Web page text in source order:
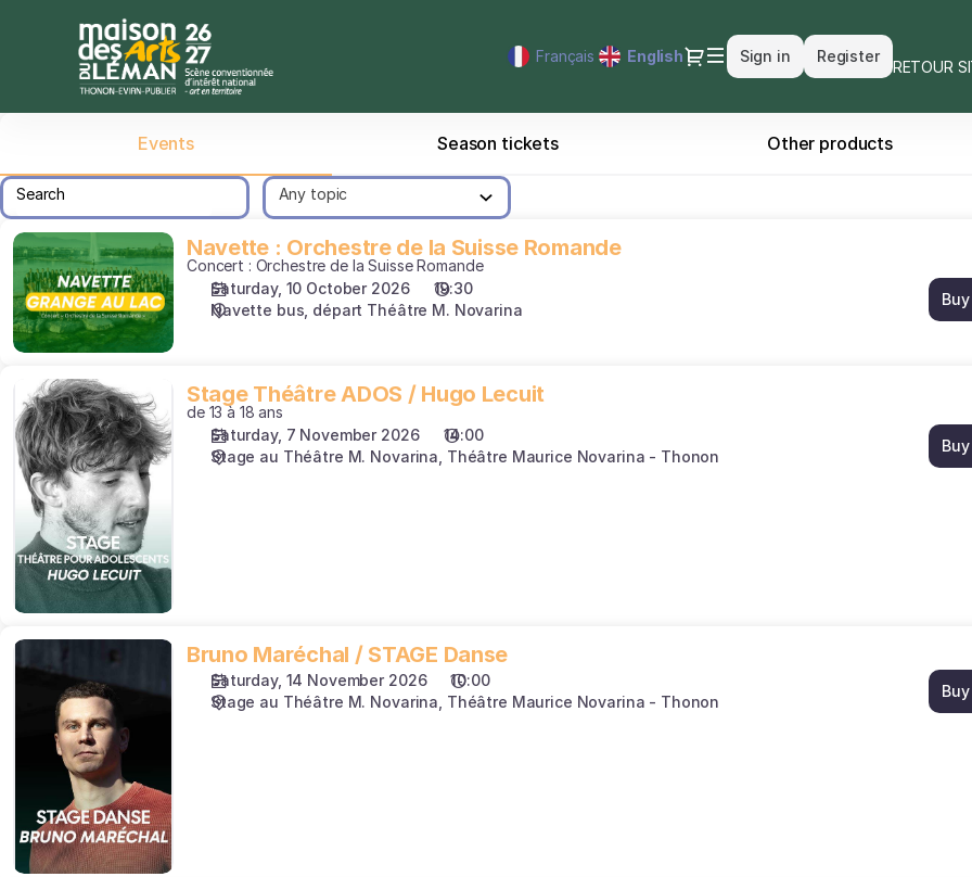
Français Current
English Dialog
Sign in Register
RETOUR
du
Léman
Events Season tickets Other products
Search
Any topic
products
listed
Navette
:
Orchestre
de
la
Romande
Navette : Orchestre de la Suisse Romande
Concert : Orchestre de la Suisse Romande
Saturday, 10 October 2026
19:30
Navette bus, départ Théâtre M. Novarina
Buy
Stage
Théâtre
ADOS
Hugo
Lecuit
Stage Théâtre ADOS / Hugo Lecuit
de 13 à 18 ans
Saturday, 7 November 2026
14:00
Stage au Théâtre M. Novarina Théâtre Maurice Novarina - Thonon
Buy
Maréchal
STAGE
Danse
Bruno Maréchal / STAGE Danse
Saturday, 14 November 2026
10:00
Stage au Théâtre M. Novarina Théâtre Maurice Novarina - Thonon
Buy